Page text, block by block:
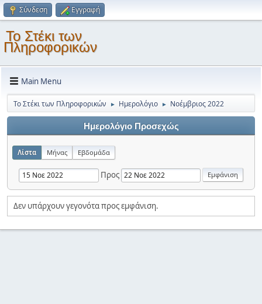
Σύνδεση Εγγραφή
Το Στέκι των
Πληροφορικών
Main Menu
Το Στέκι των Πληροφορικών ► Ημερολόγιο ► Νοέμβριος 2022
Ημερολόγιο Προσεχώς
Λίστα Μήνας Εβδομάδα
Προς
Δεν υπάρχουν γεγονότα προς εμφάνιση.